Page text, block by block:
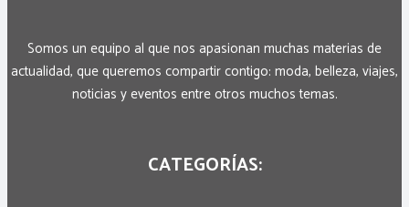
Somos un equipo al que nos apasionan muchas materias de
actualidad, que queremos compartir contigo: moda, belleza, viajes,
noticias y eventos entre otros muchos temas.
CATEGORÍAS: